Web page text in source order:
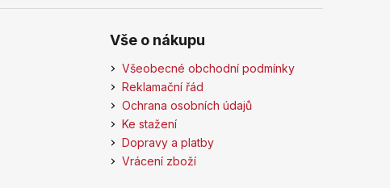
Vše o nákupu
Všeobecné obchodní podmínky
Reklamační řád
Ochrana osobních údajů
Ke stažení
Dopravy a platby
Vrácení zboží